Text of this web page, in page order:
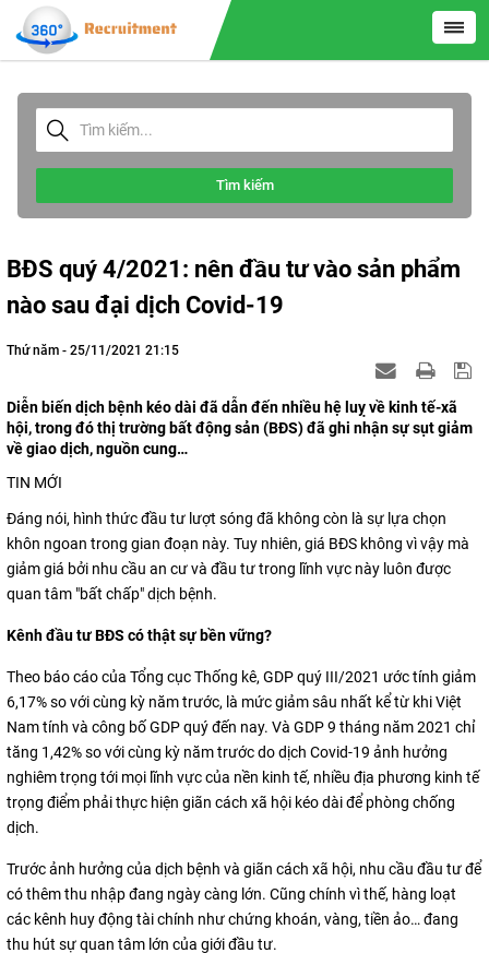
Tìm kiếm
BĐS quý 4/2021: nên đầu tư vào sản phẩm
nào sau đại dịch Covid-19
Thứ năm - 25/11/2021 21:15
Diễn biến dịch bệnh kéo dài đã dẫn đến nhiều hệ luỵ về kinh tế-xã
hội, trong đó thị trường bất động sản (BĐS) đã ghi nhận sự sụt giảm
về giao dịch, nguồn cung…
TIN MỚI
Đáng nói, hình thức đầu tư lượt sóng đã không còn là sự lựa chọn
khôn ngoan trong gian đoạn này. Tuy nhiên, giá BĐS không vì vậy mà
giảm giá bởi nhu cầu an cư và đầu tư trong lĩnh vực này luôn được
quan tâm "bất chấp" dịch bệnh.
Kênh đầu tư BĐS có thật sự bền vững?
Theo báo cáo của Tổng cục Thống kê, GDP quý III/2021 ước tính giảm
6,17% so với cùng kỳ năm trước, là mức giảm sâu nhất kể từ khi Việt
Nam tính và công bố GDP quý đến nay. Và GDP 9 tháng năm 2021 chỉ
tăng 1,42% so với cùng kỳ năm trước do dịch Covid-19 ảnh hưởng
nghiêm trọng tới mọi lĩnh vực của nền kinh tế, nhiều địa phương kinh tế
trọng điểm phải thực hiện giãn cách xã hội kéo dài để phòng chống
dịch.
Trước ảnh hưởng của dịch bệnh và giãn cách xã hội, nhu cầu đầu tư để
có thêm thu nhập đang ngày càng lớn. Cũng chính vì thế, hàng loạt
các kênh huy động tài chính như chứng khoán, vàng, tiền ảo… đang
thu hút sự quan tâm lớn của giới đầu tư.